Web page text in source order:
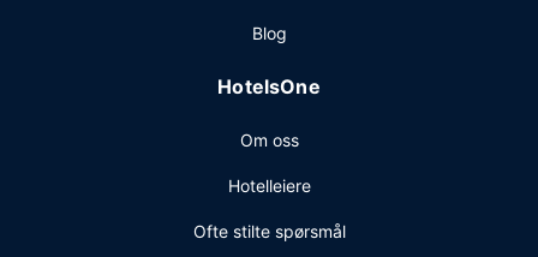
Blog
HotelsOne
Om oss
Hotelleiere
Ofte stilte spørsmål